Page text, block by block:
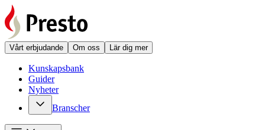
Vårt erbjudande Om oss Lär dig mer
Kunskapsbank
Guider
Nyheter
Branscher